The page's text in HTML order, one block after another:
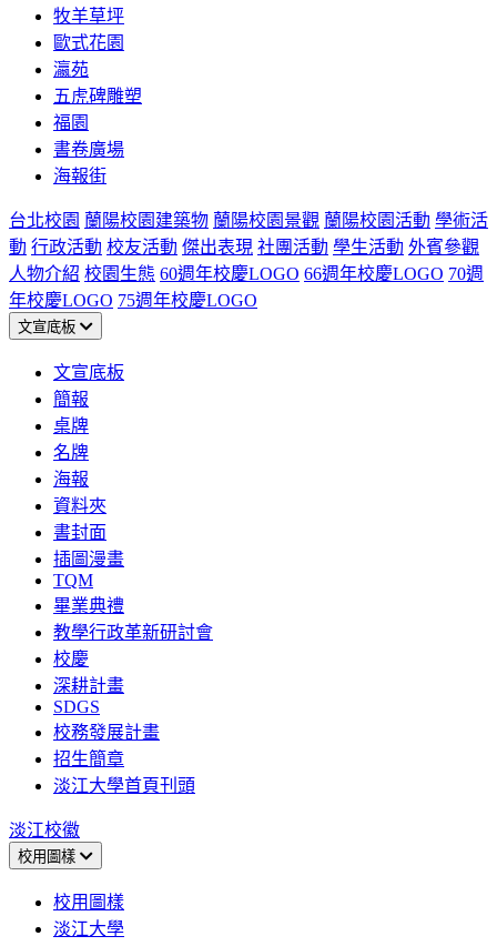
牧羊草坪
歐式花園
瀛苑
五虎碑雕塑
福園
書卷廣場
海報街
台北校園 蘭陽校園建築物 蘭陽校園景觀 蘭陽校園活動 學術活
動 行政活動 校友活動 傑出表現 社團活動 學生活動 外賓參觀
人物介紹 校園生態 60週年校慶LOGO 66週年校慶LOGO 70週
年校慶LOGO 75週年校慶LOGO
文宣底板
文宣底板
簡報
桌牌
名牌
海報
資料夾
書封面
插圖漫畫
TQM
畢業典禮
教學行政革新研討會
校慶
深耕計畫
SDGS
校務發展計畫
招生簡章
淡江大學首頁刊頭
淡江校徽
校用圖樣
校用圖樣
淡江大學